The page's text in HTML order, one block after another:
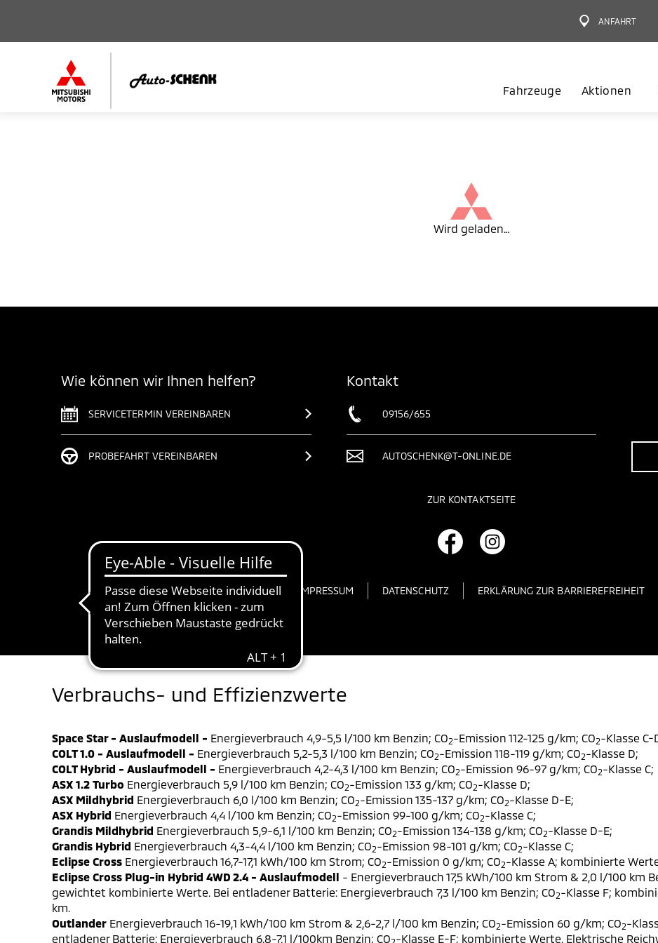
ANFAHRT
Fahrzeuge Aktionen
Wird geladen…
Wie können wir Ihnen helfen?
SERVICETERMIN VEREINBAREN
PROBEFAHRT VEREINBAREN
Kontakt
09156/655
AUTOSCHENK@T-ONLINE.DE
ZUR KONTAKTSEITE
IMPRESSUM DATENSCHUTZ ERKLÄRUNG ZUR BARRIEREFREIHEIT
Verbrauchs- und Effizienzwerte
Space Star - Auslaufmodell - Energieverbrauch 4,9-5,5 l/100 km Benzin; CO2-Emission 112-125 g/km; CO2-Klasse C-
COLT 1.0 - Auslaufmodell - Energieverbrauch 5,2-5,3 l/100 km Benzin; CO2-Emission 118-119 g/km; CO2-Klasse D;
COLT Hybrid - Auslaufmodell - Energieverbrauch 4,2-4,3 l/100 km Benzin; CO2-Emission 96-97 g/km; CO2-Klasse C;
ASX 1.2 Turbo Energieverbrauch 5,9 l/100 km Benzin; CO2-Emission 133 g/km; CO2-Klasse D;
ASX Mildhybrid Energieverbrauch 6,0 l/100 km Benzin; CO2-Emission 135-137 g/km; CO2-Klasse D-E;
ASX Hybrid Energieverbrauch 4,4 l/100 km Benzin; CO2-Emission 99-100 g/km; CO2-Klasse C;
Grandis Mildhybrid Energieverbrauch 5,9-6,1 l/100 km Benzin; CO2-Emission 134-138 g/km; CO2-Klasse D-E;
Grandis Hybrid Energieverbrauch 4,3-4,4 l/100 km Benzin; CO2-Emission 98-101 g/km; CO2-Klasse C;
Eclipse Cross Energieverbrauch 16,7-17,1 kWh/100 km Strom; CO2-Emission 0 g/km; CO2-Klasse A; kombinierte
Eclipse Cross Plug-in Hybrid 4WD 2.4 - Auslaufmodell - Energieverbrauch 17,5 kWh/100 km Strom & 2,0 l/100 km
gewichtet kombinierte Werte. Bei entladener Batterie: Energieverbrauch 7,3 l/100 km Benzin; CO2-Klasse F;
km.
Outlander Energieverbrauch 16-19,1 kWh/100 km Strom & 2,6-2,7 l/100 km Benzin; CO2-Emission 60 g/km; CO2-
entladener Batterie: Energieverbrauch 6,8-7,1 l/100km Benzin; CO -Klasse E-F; kombinierte Werte. Elektrische